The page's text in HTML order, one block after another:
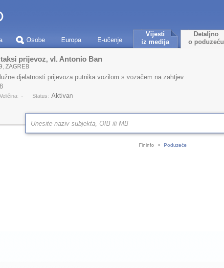
Osobe Europa E-učenje
Vijesti
iz medija
Detaljno
o poduzeću
prijevoz, vl. Antonio Ban
ZAGREB
djelatnosti prijevoza putnika vozilom s vozačem na zahtjev
Veličina: - Status: Aktivan
Fininfo > Poduzeće